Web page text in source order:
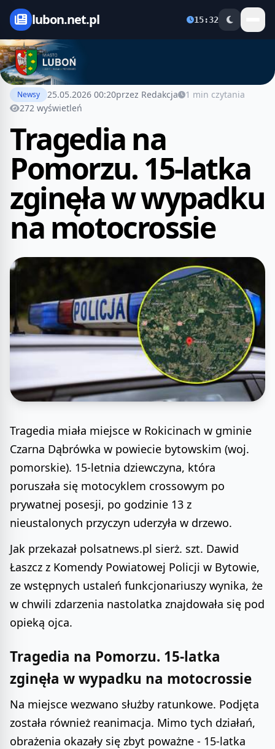
lubon.net.pl 15:32
Newsy 25.05.2026 00:20przez Redakcja
1 min czytania
272 wyświetleń
Tragedia na
Pomorzu. 15-latka
zginęła w wypadku
na motocrossie
Tragedia miała miejsce w Rokicinach w gminie
Czarna Dąbrówka w powiecie bytowskim (woj.
pomorskie). 15-letnia dziewczyna, która
poruszała się motocyklem crossowym po
prywatnej posesji, po godzinie 13 z
nieustalonych przyczyn uderzyła w drzewo.
Jak przekazał polsatnews.pl sierż. szt. Dawid
Łaszcz z Komendy Powiatowej Policji w Bytowie,
ze wstępnych ustaleń funkcjonariuszy wynika, że
w chwili zdarzenia nastolatka znajdowała się pod
opieką ojca.
Tragedia na Pomorzu. 15-latka
zginęła w wypadku na motocrossie
Na miejsce wezwano służby ratunkowe. Podjęta
została również reanimacja. Mimo tych działań,
obrażenia okazały się zbyt poważne - 15-latka